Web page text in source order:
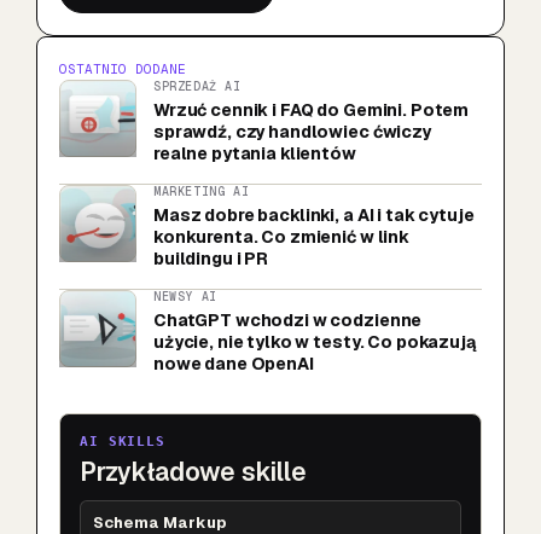
OSTATNIO DODANE
SPRZEDAŻ AI
Wrzuć cennik i FAQ do Gemini. Potem
sprawdź, czy handlowiec ćwiczy
realne pytania klientów
MARKETING AI
Masz dobre backlinki, a AI i tak cytuje
konkurenta. Co zmienić w link
buildingu i PR
NEWSY AI
ChatGPT wchodzi w codzienne
użycie, nie tylko w testy. Co pokazują
nowe dane OpenAI
AI SKILLS
Przykładowe skille
Schema Markup